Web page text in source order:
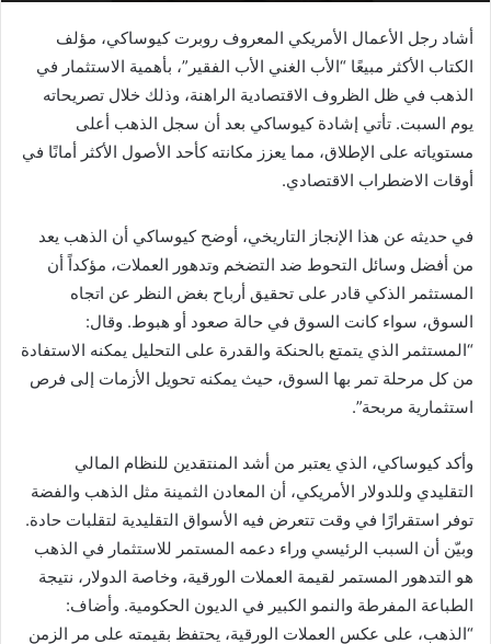
أشاد رجل الأعمال الأمريكي المعروف روبرت كيوساكي، مؤلف
الكتاب الأكثر مبيعًا “الأب الغني الأب الفقير”، بأهمية الاستثمار في
الذهب في ظل الظروف الاقتصادية الراهنة، وذلك خلال تصريحاته
يوم السبت. تأتي إشادة كيوساكي بعد أن سجل الذهب أعلى
مستوياته على الإطلاق، مما يعزز مكانته كأحد الأصول الأكثر أمانًا في
أوقات الاضطراب الاقتصادي.
في حديثه عن هذا الإنجاز التاريخي، أوضح كيوساكي أن الذهب يعد
من أفضل وسائل التحوط ضد التضخم وتدهور العملات، مؤكداً أن
المستثمر الذكي قادر على تحقيق أرباح بغض النظر عن اتجاه
السوق، سواء كانت السوق في حالة صعود أو هبوط. وقال:
“المستثمر الذي يتمتع بالحنكة والقدرة على التحليل يمكنه الاستفادة
من كل مرحلة تمر بها السوق، حيث يمكنه تحويل الأزمات إلى فرص
استثمارية مربحة”.
وأكد كيوساكي، الذي يعتبر من أشد المنتقدين للنظام المالي
التقليدي وللدولار الأمريكي، أن المعادن الثمينة مثل الذهب والفضة
توفر استقرارًا في وقت تتعرض فيه الأسواق التقليدية لتقلبات حادة.
وبيّن أن السبب الرئيسي وراء دعمه المستمر للاستثمار في الذهب
هو التدهور المستمر لقيمة العملات الورقية، وخاصة الدولار، نتيجة
الطباعة المفرطة والنمو الكبير في الديون الحكومية. وأضاف:
“الذهب، على عكس العملات الورقية، يحتفظ بقيمته على مر الزمن